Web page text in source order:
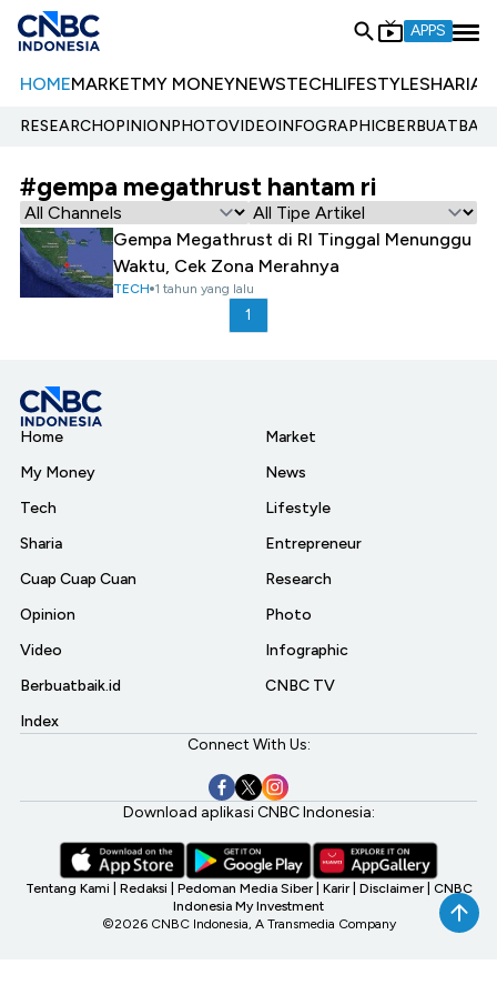
APPS
HOMEMARKETMY MONEYNEWSTECHLIFESTYLESHARIA
RESEARCHOPINIONPHOTOVIDEOINFOGRAPHIC
#gempa megathrust hantam ri
Gempa Megathrust di RI Tinggal Menunggu
Waktu, Cek Zona Merahnya
TECH 1 tahun yang lalu
1
Home
My Money
Tech
Sharia
Cuap Cuap Cuan
Opinion
Video
Berbuatbaik.id
Index
Market
News
Lifestyle
Entrepreneur
Research
Photo
Infographic
CNBC TV
Connect With Us:
Download aplikasi CNBC Indonesia:
Tentang Kami Redaksi Pedoman Media Siber Karir Disclaimer CNBC
Indonesia My Investment
©2026 CNBC Indonesia, A Transmedia Company